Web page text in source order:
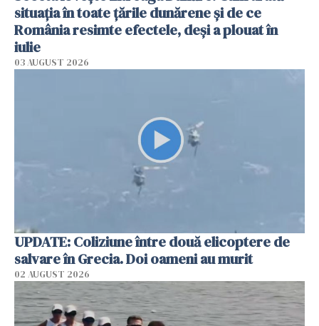
situația în toate țările dunărene și de ce
România resimte efectele, deși a plouat în
iulie
03 AUGUST 2026
UPDATE: Coliziune între două elicoptere de
salvare în Grecia. Doi oameni au murit
02 AUGUST 2026